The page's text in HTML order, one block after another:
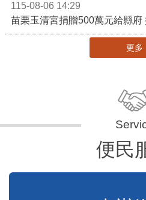
115-08-06 14:29
更多
便民